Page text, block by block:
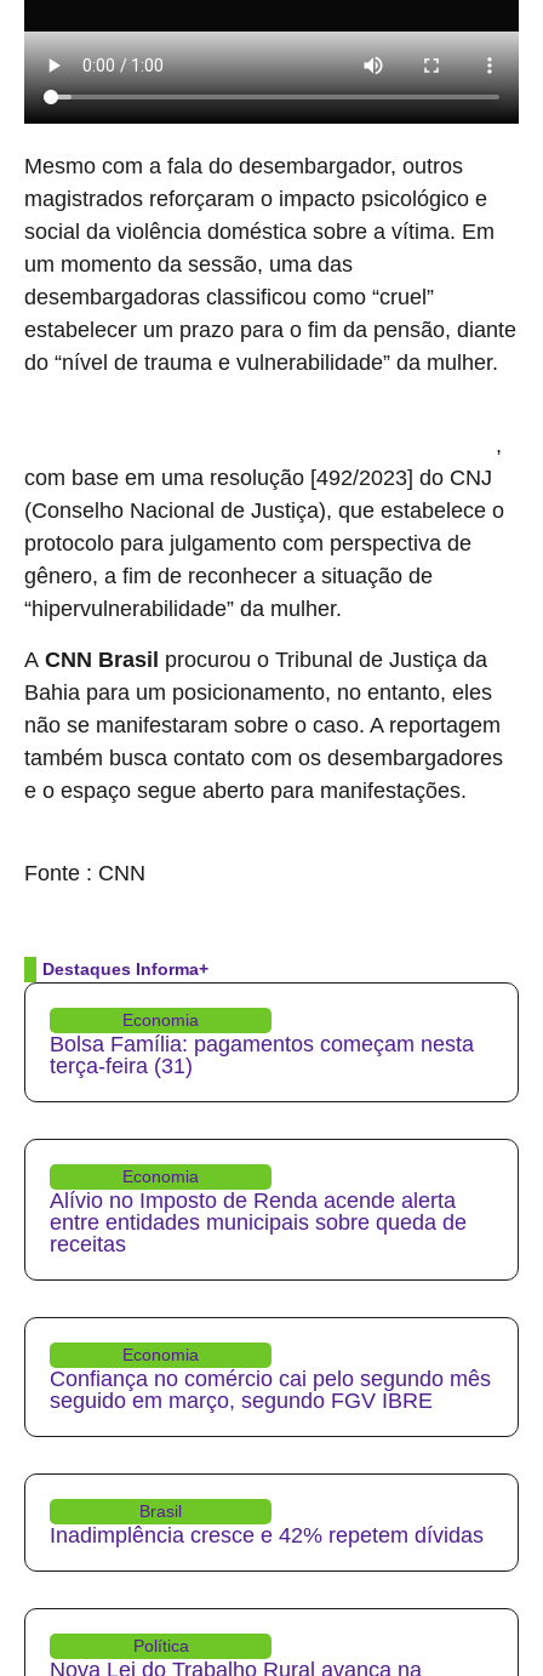
Mesmo com a fala do desembargador, outros
magistrados reforçaram o impacto psicológico e
social da violência doméstica sobre a vítima. Em
um momento da sessão, uma das
desembargadoras classificou como “cruel”
estabelecer um prazo para o fim da pensão, diante
do “nível de trauma e vulnerabilidade” da mulher.
,
com base em uma resolução [492/2023] do CNJ
(Conselho Nacional de Justiça), que estabelece o
protocolo para julgamento com perspectiva de
gênero, a fim de reconhecer a situação de
“hipervulnerabilidade” da mulher.
A CNN Brasil procurou o Tribunal de Justiça da
Bahia para um posicionamento, no entanto, eles
não se manifestaram sobre o caso. A reportagem
também busca contato com os desembargadores
e o espaço segue aberto para manifestações.
Fonte : CNN
Destaques Informa+
Economia
Bolsa Família: pagamentos começam nesta
terça-feira (31)
Economia
Alívio no Imposto de Renda acende alerta
entre entidades municipais sobre queda de
receitas
Economia
Confiança no comércio cai pelo segundo mês
seguido em março, segundo FGV IBRE
Brasil
Inadimplência cresce e 42% repetem dívidas
Política
Nova Lei do Trabalho Rural avança na